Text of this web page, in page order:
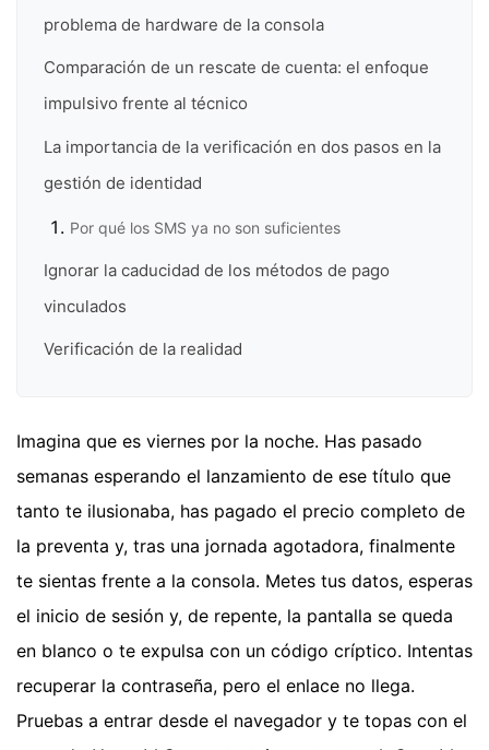
problema de hardware de la consola
Comparación de un rescate de cuenta: el enfoque
impulsivo frente al técnico
La importancia de la verificación en dos pasos en la
gestión de identidad
Por qué los SMS ya no son suficientes
Ignorar la caducidad de los métodos de pago
vinculados
Verificación de la realidad
Imagina que es viernes por la noche. Has pasado
semanas esperando el lanzamiento de ese título que
tanto te ilusionaba, has pagado el precio completo de
la preventa y, tras una jornada agotadora, finalmente
te sientas frente a la consola. Metes tus datos, esperas
el inicio de sesión y, de repente, la pantalla se queda
en blanco o te expulsa con un código críptico. Intentas
recuperar la contraseña, pero el enlace no llega.
Pruebas a entrar desde el navegador y te topas con el